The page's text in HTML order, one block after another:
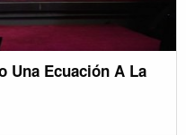
Una Ecuación A La